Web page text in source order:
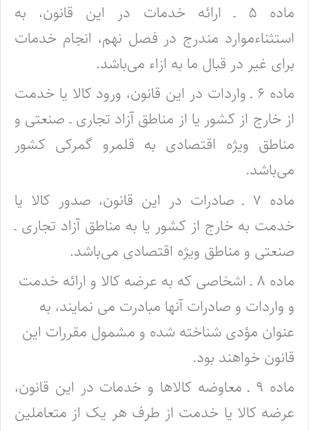
ماده ۵ ـ ارائه خدمات در این قانون، به
استثناءموارد مندرج در فصل نهم، انجام خدمات
برای غیر در قبال ما به ازاء می‌باشد.
ماده ۶ ـ واردات در این قانون، ورود کالا یا خدمت
از خارج از کشور یا از مناطق آزاد تجاری ـ صنعتی و
مناطق ویژه اقتصادی به قلمرو گمرکی کشور
می‌باشد.
ماده ۷ ـ صادرات در این قانون، صدور کالا یا
خدمت به خارج از کشور یا به مناطق آزاد تجاری ـ
صنعتی و مناطق ویژه اقتصادی می‌باشد.
ماده ۸ ـ اشخاصی که به عرضه کالا و ارائه خدمت
و واردات و صادرات آنها مبادرت می نمایند، به
عنوان مؤدی شناخته شده و مشمول مقررات این
قانون خواهند بود.
ماده ۹ ـ معاوضه کالاها و خدمات در این قانون،
عرضه کالا یا خدمت از طرف هر یک از متعاملین